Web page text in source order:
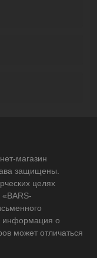
магазин
защищены.
целях
информация о
может отличаться